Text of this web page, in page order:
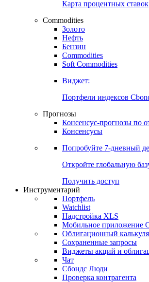
Карта процентных ставок
Commodities
Золото
Нефть
Бензин
Commodities
Soft Commodities
Виджет:
Портфели индексов
Прогнозы
Консенсус-прогнозы по
Консенсусы
Попробуйте 7-дневный
Откройте глобальную
Получить доступ
Инструментарий
Портфель
Watchlist
Надстройка XLS
Мобильное приложение
Облигационный
Сохраненные запросы
Виджеты акций и
Чат
Сбондс Люди
Проверка контрагента